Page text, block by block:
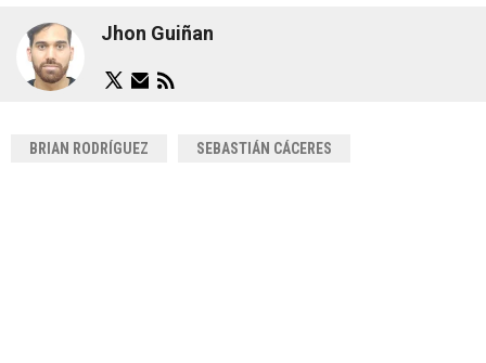
Jhon Guiñan
BRIAN RODRÍGUEZ SEBASTIÁN CÁCERES